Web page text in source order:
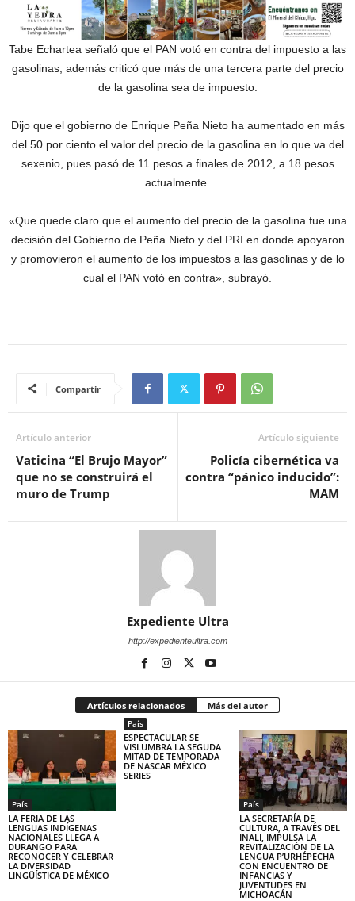
Tabe Echartea señaló que el PAN votó en contra del impuesto a las
gasolinas, además criticó que más de una tercera parte del precio
de la gasolina sea de impuesto.
Dijo que el gobierno de Enrique Peña Nieto ha aumentado en más
del 50 por ciento el valor del precio de la gasolina en lo que va del
sexenio, pues pasó de 11 pesos a finales de 2012, a 18 pesos
actualmente.
«Que quede claro que el aumento del precio de la gasolina fue una
decisión del Gobierno de Peña Nieto y del PRI en donde apoyaron
y promovieron el aumento de los impuestos a las gasolinas y de lo
cual el PAN votó en contra», subrayó.
Compartir
Artículo anterior
Vaticina “El Brujo Mayor”
que no se construirá el
muro de Trump
Artículo siguiente
Policía cibernética va
contra “pánico inducido”:
MAM
Expediente Ultra
http://expedienteultra.com
Artículos relacionados Más del autor
País
LA FERIA DE LAS
LENGUAS INDÍGENAS
NACIONALES LLEGA A
DURANGO PARA
RECONOCER Y CELEBRAR
LA DIVERSIDAD
LINGÜÍSTICA DE MÉXICO
País
ESPECTACULAR SE
VISLUMBRA LA SEGUDA
MITAD DE TEMPORADA
DE NASCAR MÉXICO
SERIES
País
LA SECRETARÍA DE
CULTURA, A TRAVÉS DEL
INALI, IMPULSA LA
REVITALIZACIÓN DE LA
LENGUA P’URHÉPECHA
CON ENCUENTRO DE
INFANCIAS Y
JUVENTUDES EN
MICHOACÁN